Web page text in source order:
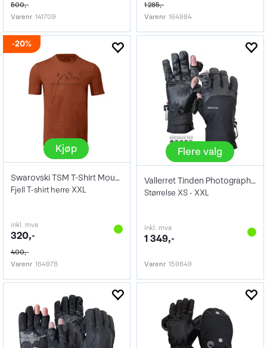
500,-
Varenr 141709
1 285,-
Varenr 164984
20%
Kjøp
Swarovski TSM T-Shirt Mount. Male XXL
Fjell T-shirt herre XXL
inkl. mva
320,-
400,-
Varenr 164978
Flere valg
Vallerret Tinden Photography Glove
Størrelse XS - XXL
inkl. mva
1 349,-
Varenr 159849